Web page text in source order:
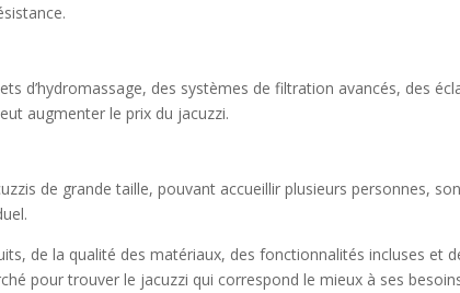
d’hydromassage, des systèmes de filtration avancés, des
augmenter le prix du jacuzzi.
de grande taille, pouvant accueillir plusieurs personnes,
de la qualité des matériaux, des fonctionnalités incluses et
pour trouver le jacuzzi qui correspond le mieux à ses